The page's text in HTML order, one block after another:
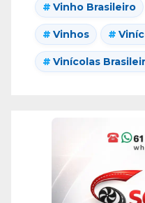
Vinho Brasileiro
Vinhos
Vinícolas